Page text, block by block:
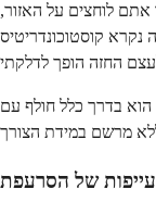
לוחצים על האזור,
נקרא קוסטוכונדריטיס
הוא בדרך כלל חולף עם
עייפות של הסרעפת